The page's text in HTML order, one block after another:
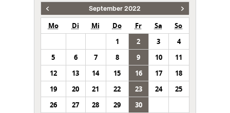
September 2022
Mo Di Mi Do Fr Sa
So
1
2 3
4
5
6 7 8 9 10
11
12
13 14 15 16 17
18
19
20 21 22 23 24
25
26
27 28 29 30